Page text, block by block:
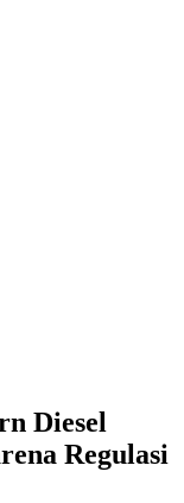
Diesel
Regulasi